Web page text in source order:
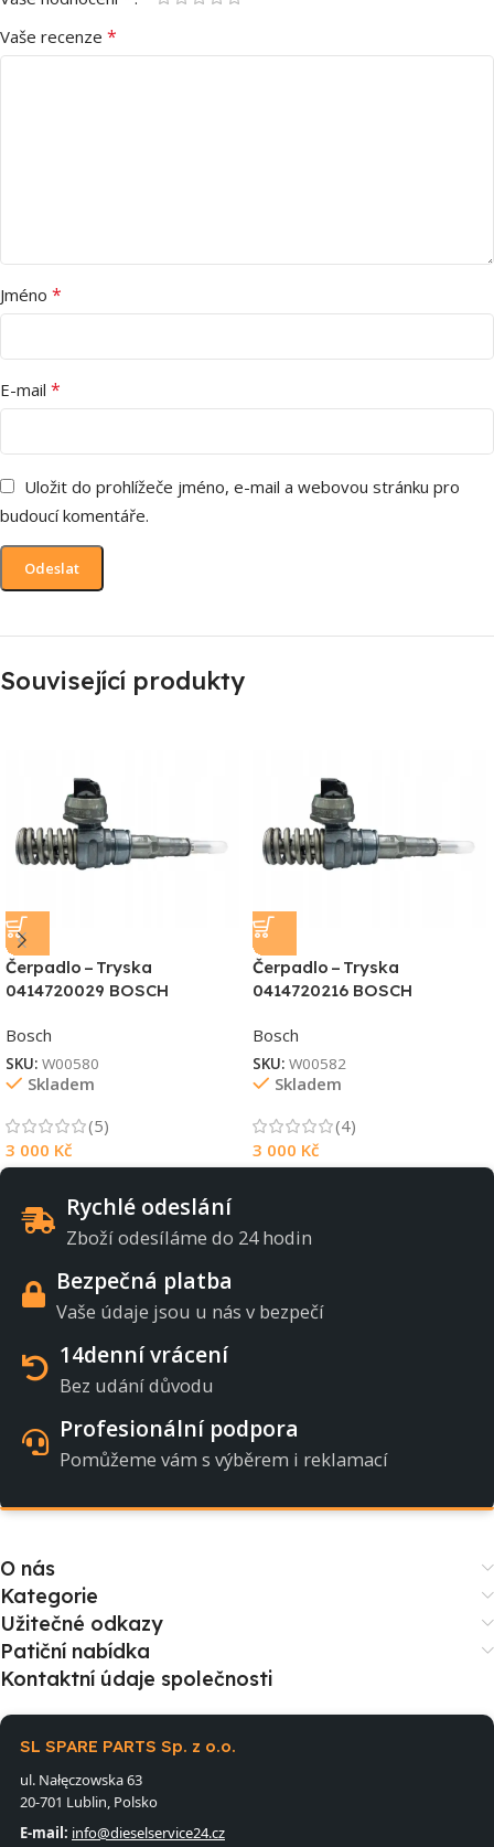
Vaše recenze *
Jméno *
E-mail *
Uložit do prohlížeče jméno, e-mail a webovou stránku pro
budoucí komentáře.
Související produkty
Čerpadlo – Tryska
0414720029 BOSCH
Bosch
SKU: W00580
Skladem
(5)
3 000 Kč
Čerpadlo – Tryska
0414720216 BOSCH
Bosch
SKU: W00582
Skladem
(4)
3 000 Kč
Rychlé odeslání
Zboží odesíláme do 24 hodin
Bezpečná platba
Vaše údaje jsou u nás v bezpečí
14denní vrácení
Bez udání důvodu
Profesionální podpora
Pomůžeme vám s výběrem i reklamací
O nás
Kategorie
Užitečné odkazy
Patiční nabídka
Kontaktní údaje společnosti
SL SPARE PARTS Sp. z o.o.
ul. Nałęczowska 63
20-701 Lublin, Polsko
E-mail: info@dieselservice24.cz